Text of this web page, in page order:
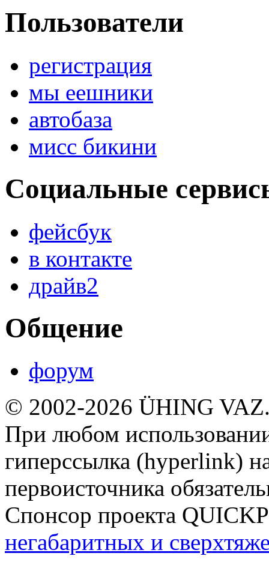
Пользователи
регистрация
мы еешники
автобаза
мисс бикини
Социальные
фейсбук
в контакте
драйв2
Общение
форум
© 2002-2026 ÜHING
При любом
гиперссылка (hyperlink)
первоисточника
Спонсор проекта
негабаритных и